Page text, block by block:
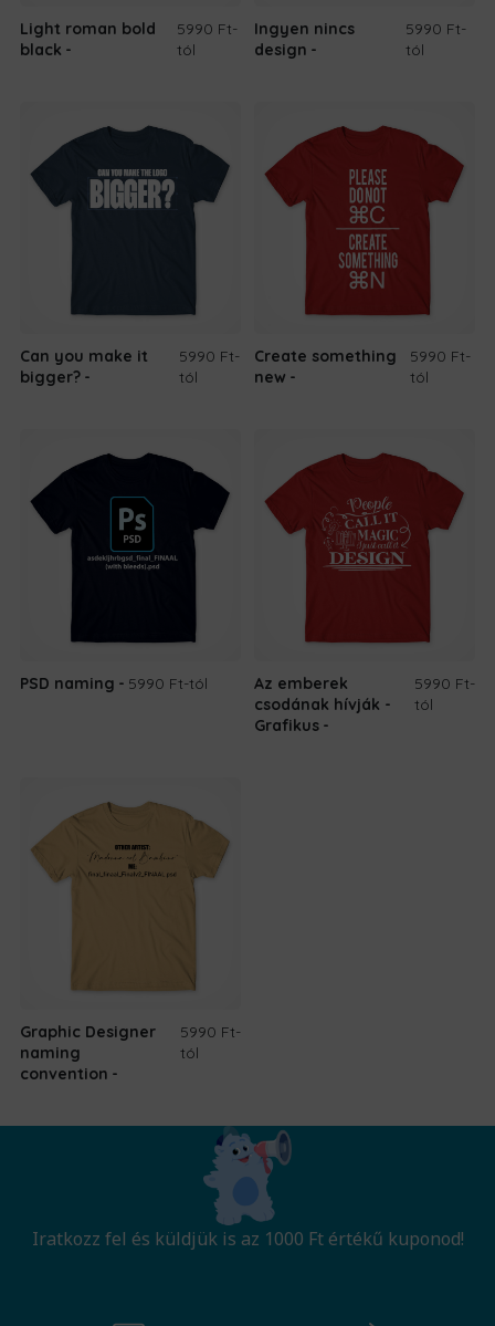
Light roman bold
black
5990 Ft-
tól
Ingyen nincs
design
5990 Ft-
tól
Can you make it
bigger?
5990 Ft-
tól
Create something
new
5990 Ft-
tól
PSD naming 5990 Ft-tól
Az emberek
csodának hívják -
Grafikus
5990 Ft-
tól
Graphic Designer
naming
convention
5990 Ft-
tól
Iratkozz fel és küldjük is az 1000 Ft értékű kuponod!